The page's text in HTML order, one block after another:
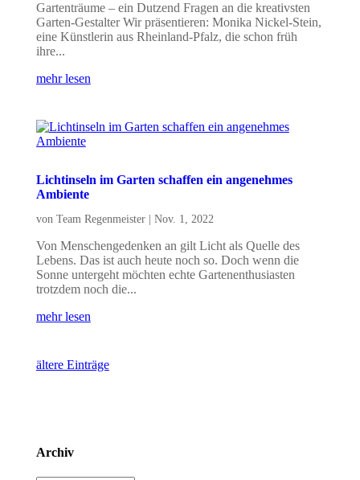
Gartenträume – ein Dutzend Fragen an die kreativsten
Garten-Gestalter Wir präsentieren: Monika Nickel-Stein,
eine Künstlerin aus Rheinland-Pfalz, die schon früh
ihre...
mehr lesen
Lichtinseln im Garten schaffen ein angenehmes
Ambiente
von Team Regenmeister| Nov. 1, 2022
Von Menschengedenken an gilt Licht als Quelle des
Lebens. Das ist auch heute noch so. Doch wenn die
Sonne untergeht möchten echte Gartenenthusiasten
trotzdem noch die...
mehr lesen
ältere Einträge
Archiv